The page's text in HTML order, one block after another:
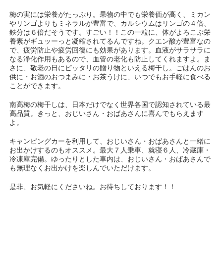
梅の実には栄養がたっぷり。果物の中でも栄養価が高く、ミカン
やリンゴよりもミネラルが豊富で、カルシウムはリンゴの４倍、
鉄分は６倍だそうです。すごい！！この一粒に、体がよろこぶ栄
養素がギュッーっと凝縮されてるんですね。クエン酸が豊富なの
で、疲労防止や疲労回復にも効果があります。血液がサラサラに
なる浄化作用もあるので、血管の老化も防止してくれますよ。ま
さに、敬老の日にピッタリの贈り物といえる梅干し。ごはんのお
供に・お酒のおつまみに・お茶うけに、いつでもお手軽に食べる
ことができます。
南高梅の梅干しは、日本だけでなく世界各国で認知されている最
高品質。きっと、おじいさん・おばあさんに喜んでもらえます
よ。
キャンピングカーを利用して、おじいさん・おばあさんと一緒に
お出かけするのもオススメ。最大７人乗車、就寝６人、冷蔵庫・
冷凍庫完備。ゆったりとした車内は、おじいさん・おばあさんで
も無理なくお出かけを楽しんでいただけます。
是非、お気軽にくださいね。お待ちしております！！